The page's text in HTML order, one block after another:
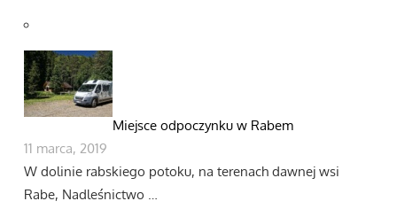
Miejsce odpoczynku w Rabem
11 marca, 2019
W dolinie rabskiego potoku, na terenach dawnej wsi
Rabe, Nadleśnictwo …